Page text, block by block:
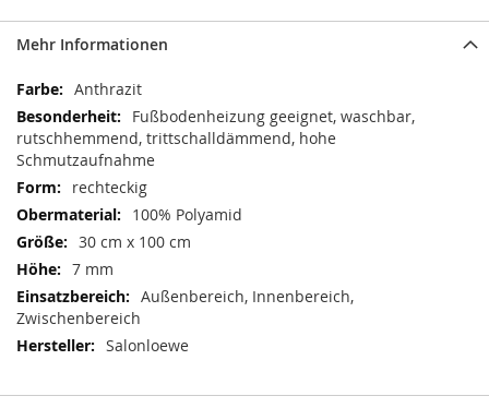
Mehr Informationen
Mehr
Informationen
Anthrazit
Fußbodenheizung geeignet, waschbar,
rutschhemmend, trittschalldämmend, hohe
Schmutzaufnahme
rechteckig
100% Polyamid
30 cm x 100 cm
7 mm
Außenbereich, Innenbereich,
Zwischenbereich
Salonloewe